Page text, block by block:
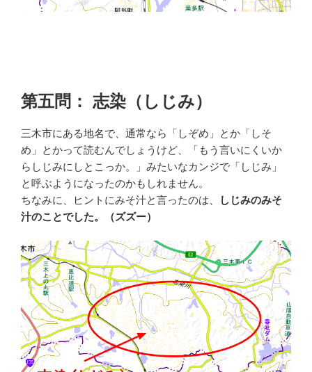
第五問： 志染（しじみ）
三木市にある地名で、通常なら「しぞめ」とか「しそ
め」とかって読むんでしょうけど、「もう言いにくいか
らしじみにしとこっか。」みたいなカンジで「しじみ」
と呼ぶようになったのかもしれません。
ちなみに、ヒントにみそ汁と言ったのは、
しじみのみそ
汁のことでした。（ズズー）